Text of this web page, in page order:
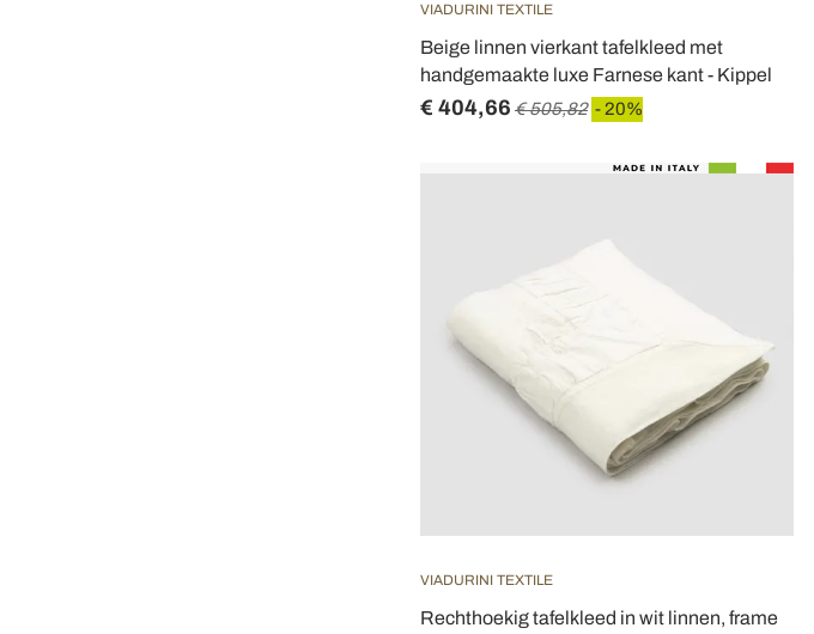
VIADURINI TEXTILE
Beige linnen vierkant tafelkleed met
handgemaakte luxe Farnese kant - Kippel
€ 404,66 € 505,82 - 20%
VIADURINI TEXTILE
Rechthoekig tafelkleed in wit linnen, frame